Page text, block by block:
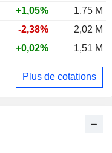
+1,05%
1,75 M
-2,38%
2,02 M
+0,02% 1,51 M
Plus de cotations